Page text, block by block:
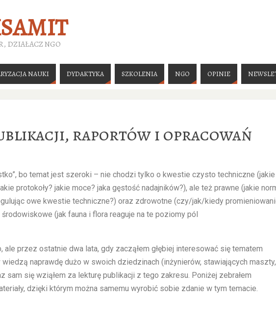
DZIAŁACZ NGO
NAUKI DYDAKTYKA SZKOLENIA NGO OPINIE
raportów i opracowań
bo temat jest szeroki – nie chodzi tylko o kwestie czysto techniczne (jakie
protokoły? jakie moce? jaka gęstość nadajników?), ale też prawne (jakie
owe kwestie techniczne?) oraz zdrowotne (czy/jak/kiedy
(jak fauna i flora reaguje na te poziomy pól
przez ostatnie dwa lata, gdy zacząłem głębiej interesować się tematem
naprawdę dużo w swoich dziedzinach (inżynierów, stawiających maszty,
sam się wziąłem za lekturę publikacji z tego zakresu. Poniżej zebrałem
dzięki którym można samemu wyrobić sobie zdanie w tym temacie.